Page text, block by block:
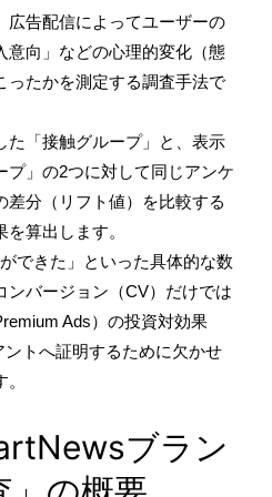
広告配信によってユーザーの
意向」などの心理的変化（態
ったかを測定する調査手法で
た「接触グループ」と、表示
プ」の2つに対して同じアンケ
差分（リフト値）を比較する
算出します。
できた」といった具体的な数
ンバージョン（CV）だけでは
Ads）の投資対効果
ントへ証明するために欠かせ
ブラン